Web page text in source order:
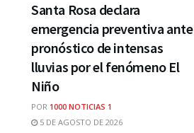
Santa Rosa declara
emergencia preventiva ante
pronóstico de intensas
lluvias por el fenómeno El
Niño
POR 1000 NOTICIAS 1
5 DE AGOSTO DE 2026